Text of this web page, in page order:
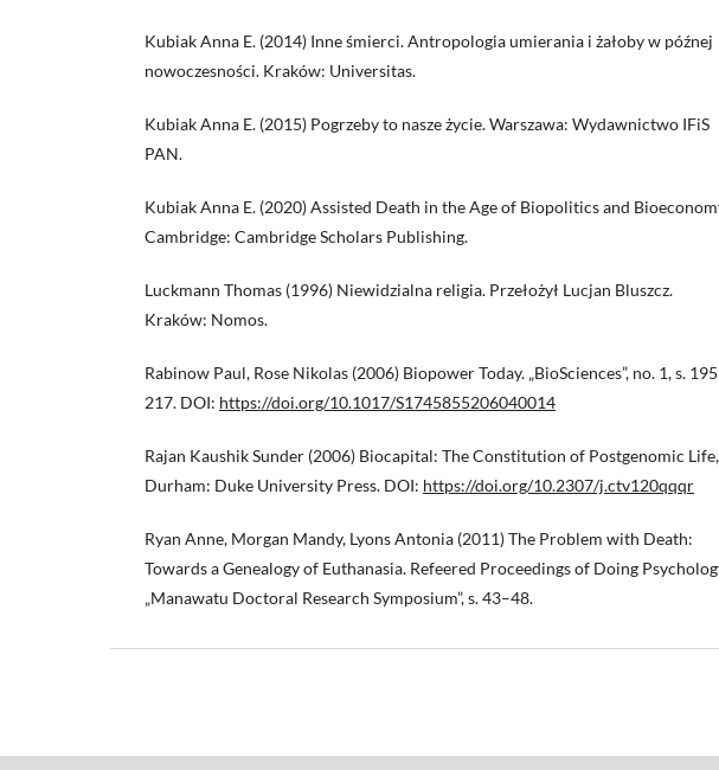
Kubiak Anna E. (2014) Inne śmierci. Antropologia umierania i żałoby w późnej
nowoczesności. Kraków: Universitas.
Kubiak Anna E. (2015) Pogrzeby to nasze życie. Warszawa: Wydawnictwo IFiS
PAN.
Kubiak Anna E. (2020) Assisted Death in the Age of Biopolitics and
Cambridge: Cambridge Scholars Publishing.
Luckmann Thomas (1996) Niewidzialna religia. Przełożył Lucjan Bluszcz.
Kraków: Nomos.
Rabinow Paul, Rose Nikolas (2006) Biopower Today. „BioSciences”, no. 1, s.
217. DOI: https://doi.org/10.1017/S1745855206040014
Rajan Kaushik Sunder (2006) Biocapital: The Constitution of Postgenomic Life,
Durham: Duke University Press. DOI: https://doi.org/10.2307/j.ctv120qqqr
Ryan Anne, Morgan Mandy, Lyons Antonia (2011) The Problem with Death:
Towards a Genealogy of Euthanasia. Refeered Proceedings of Doing
„Manawatu Doctoral Research Symposium”, s. 43–48.